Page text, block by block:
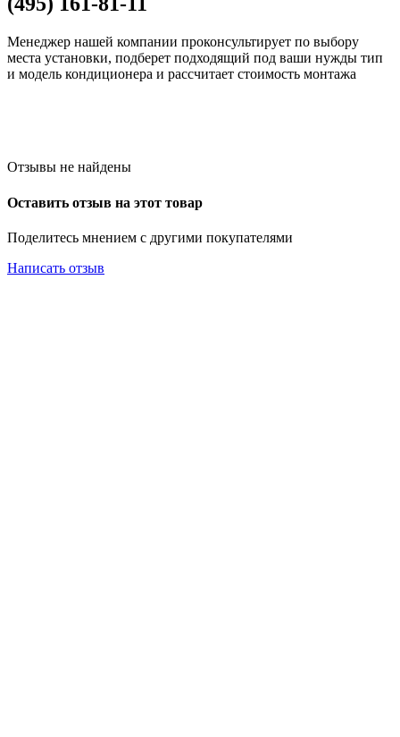
Менеджер нашей компании проконсультирует по выбору
места установки, подберет подходящий под ваши нужды тип
и модель кондиционера и рассчитает стоимость монтажа
Отзывы не найдены
Оставить отзыв на этот товар
Поделитесь мнением с другими покупателями
Написать отзыв